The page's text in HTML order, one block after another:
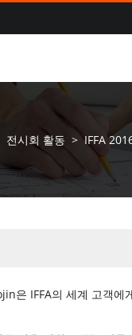
전시회 활동 > IFFA
은 IFFA의 세계 고객에